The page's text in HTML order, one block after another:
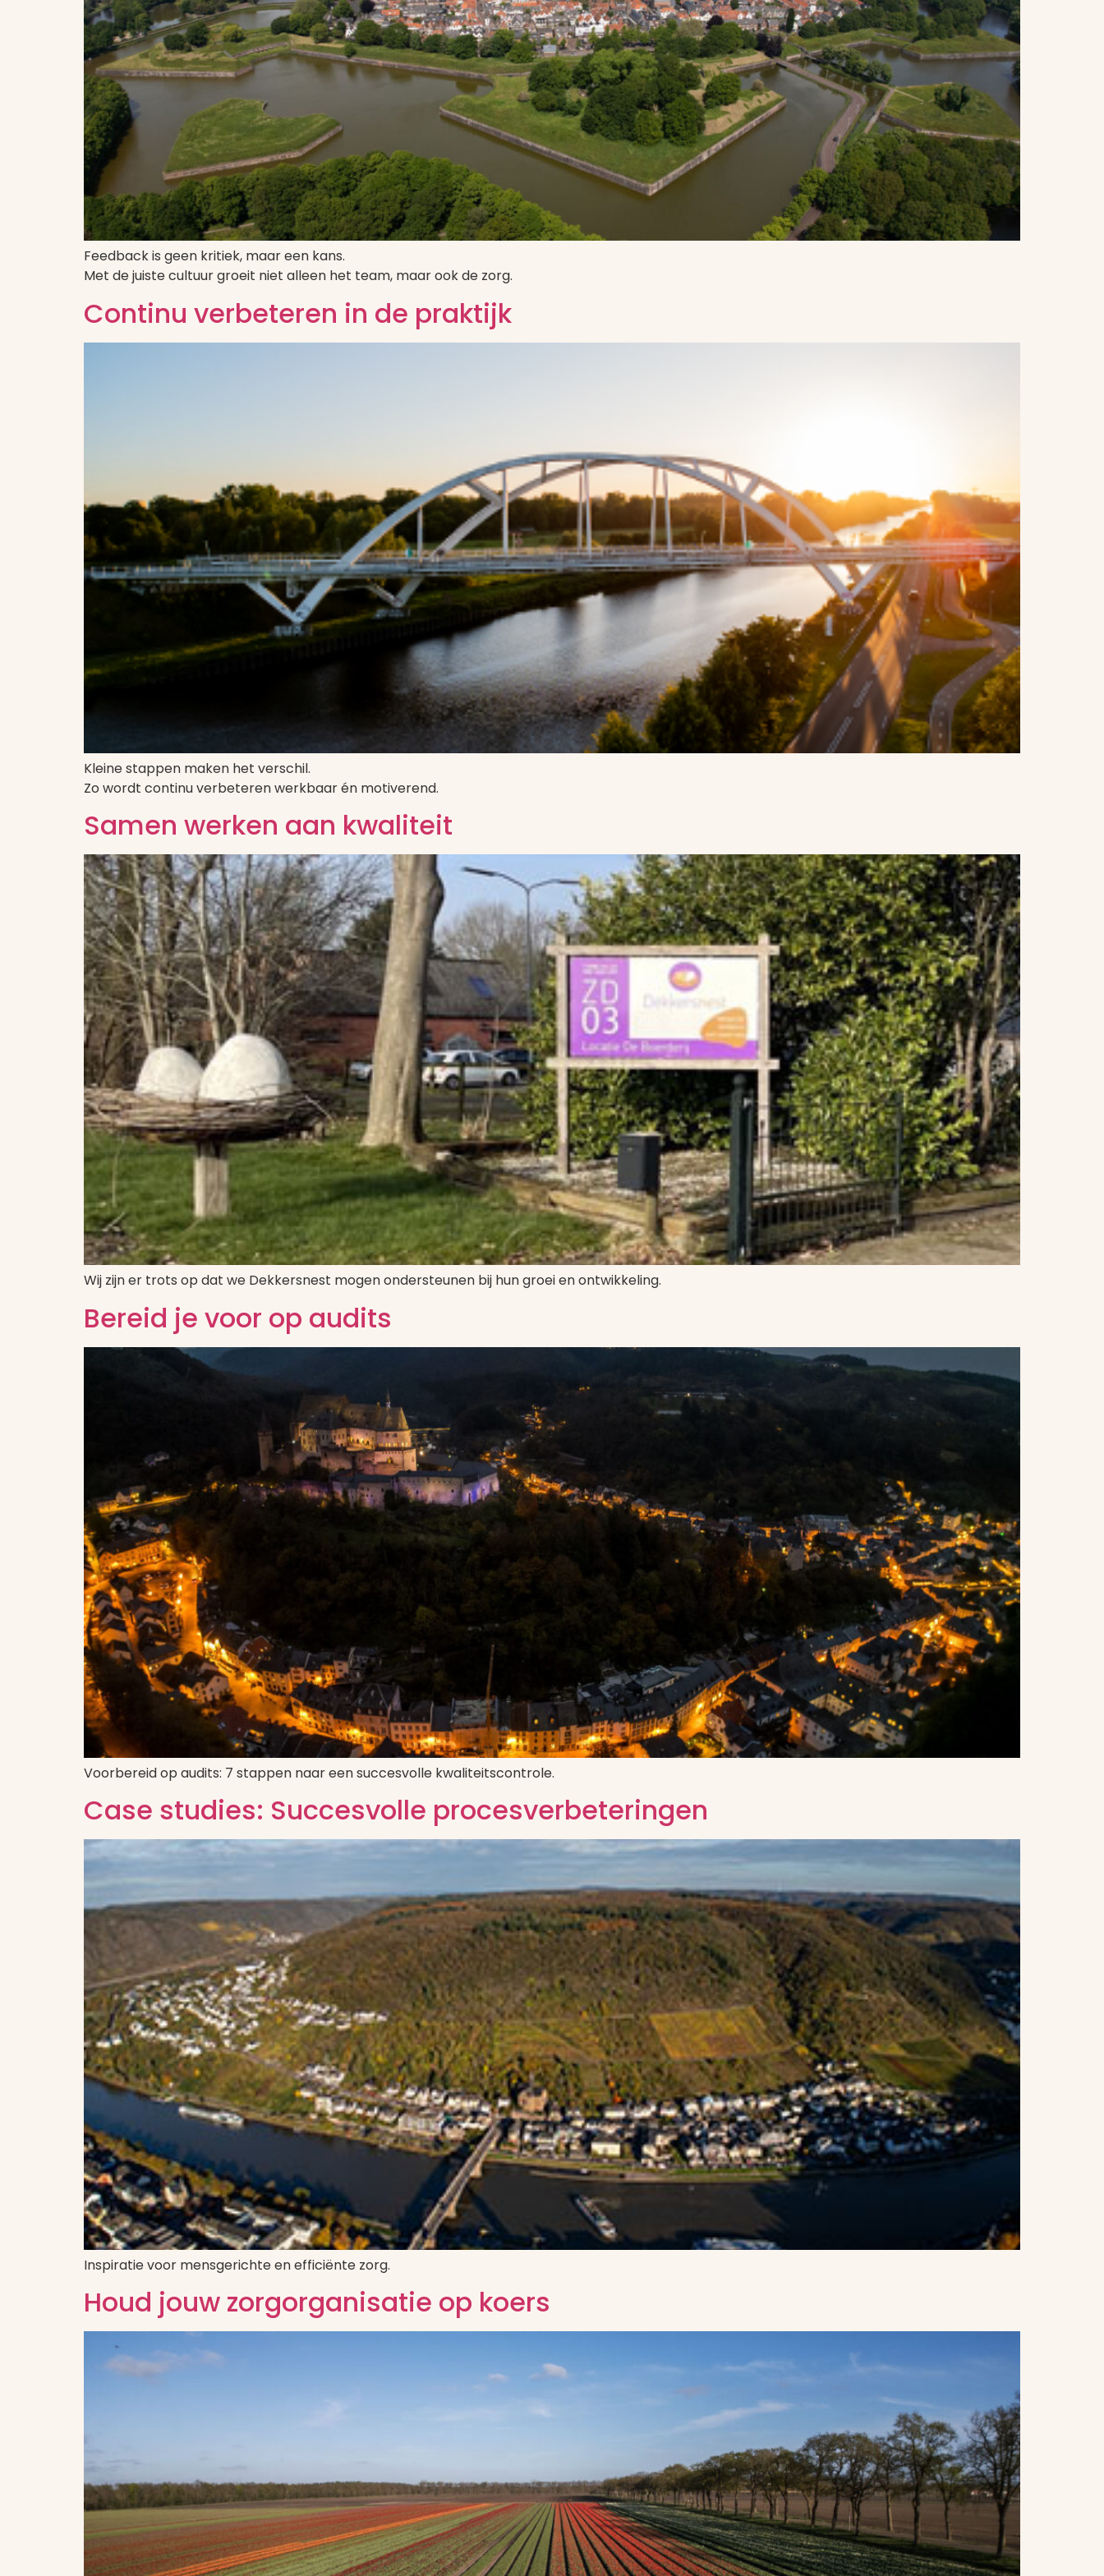
Feedback is geen kritiek, maar een kans.
Met de juiste cultuur groeit niet alleen het team, maar ook de zorg.
Continu verbeteren in de praktijk
Kleine stappen maken het verschil.
Zo wordt continu verbeteren werkbaar én motiverend.
Samen werken aan kwaliteit
Wij zijn er trots op dat we Dekkersnest mogen ondersteunen bij hun groei en ontwikkeling.
Bereid je voor op audits
Voorbereid op audits: 7 stappen naar een succesvolle kwaliteitscontrole.
Case studies: Succesvolle procesverbeteringen
Inspiratie voor mensgerichte en efficiënte zorg.
Houd jouw zorgorganisatie op koers